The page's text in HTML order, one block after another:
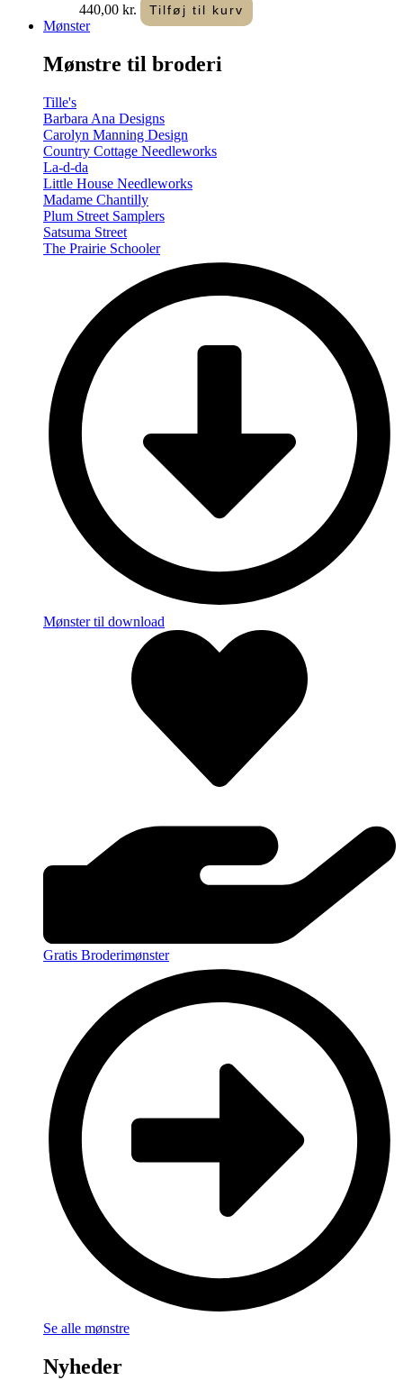
440,00 kr. Tilføj til kurv
Mønster
Mønstre til broderi
Tille's
Barbara Ana Designs
Carolyn Manning Design
Country Cottage Needleworks
La-d-da
Little House Needleworks
Madame Chantilly
Plum Street Samplers
Satsuma Street
The Prairie Schooler
Mønster til download
Gratis Broderimønster
Se alle mønstre
Nyheder